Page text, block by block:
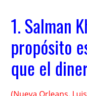
1. Salman
propósito
que el